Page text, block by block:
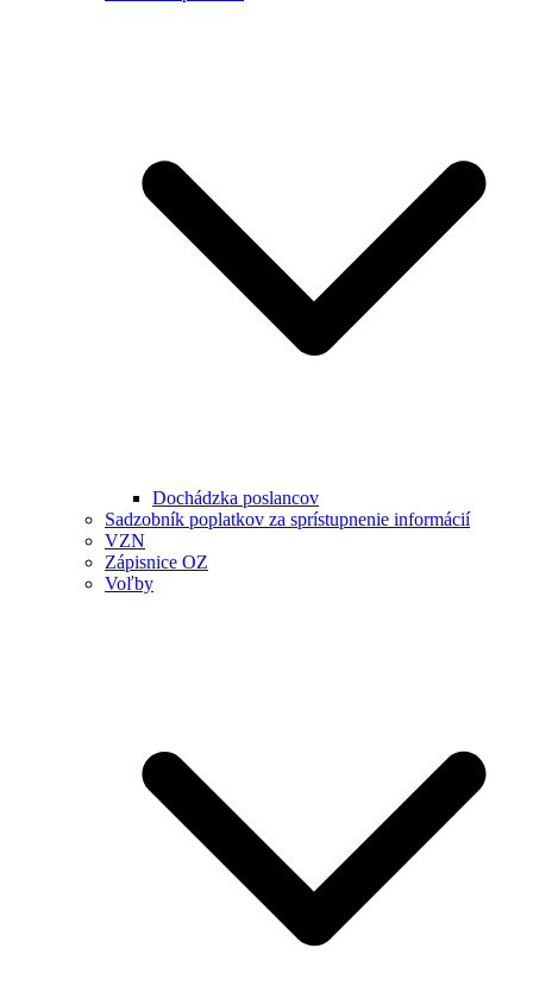
Dochádzka poslancov
Sadzobník poplatkov za sprístupnenie informácií
VZN
Zápisnice OZ
Voľby